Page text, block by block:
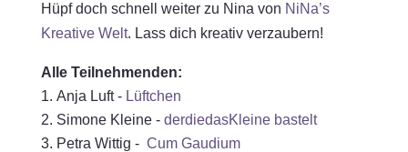
Hüpf doch schnell weiter zu Nina von NiNa’s
Kreative Welt. Lass dich kreativ verzaubern!
Alle Teilnehmenden:
Anja Luft - Lüftchen
Simone Kleine - derdiedasKleine bastelt
Petra Wittig - Cum Gaudium